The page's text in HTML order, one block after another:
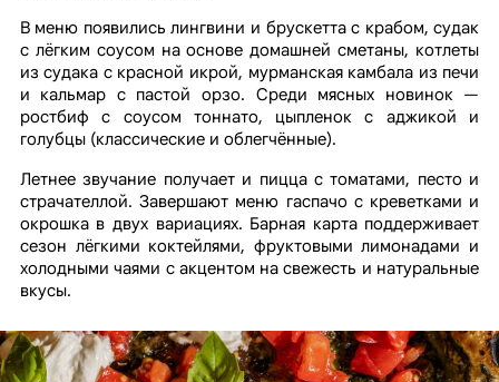
В меню появились лингвини и брускетта с крабом, судак
с лёгким соусом на основе домашней сметаны, котлеты
из судака с красной икрой, мурманская камбала из печи
и кальмар с пастой орзо. Среди мясных новинок —
ростбиф с соусом тоннато, цыпленок с аджикой и
голубцы (классические и облегчённые).
Летнее звучание получает и пицца с томатами, песто и
страчателлой. Завершают меню гаспачо с креветками и
окрошка в двух вариациях. Барная карта поддерживает
сезон лёгкими коктейлями, фруктовыми лимонадами и
холодными чаями с акцентом на свежесть и натуральные
вкусы.